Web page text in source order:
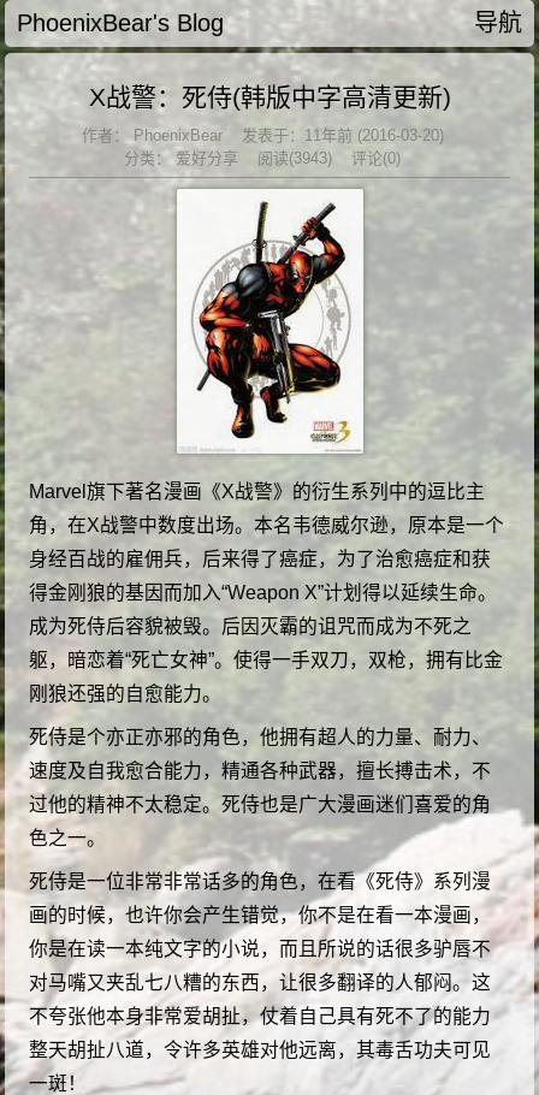
PhoenixBear's Blog 导航
X战警：死侍(韩版中字高清更新)
作者： PhoenixBear
发表于：11年前 (2016-03-20)
分类： 爱好分享 阅读(3943) 评论(0)
Marvel旗下著名漫画《X战警》的衍生系列中的逗比主
角，在X战警中数度出场。本名韦德威尔逊，原本是一个
身经百战的雇佣兵，后来得了癌症，为了治愈癌症和获
得金刚狼的基因而加入“Weapon X”计划得以延续生命。
成为死侍后容貌被毁。后因灭霸的诅咒而成为不死之
躯，暗恋着“死亡女神”。使得一手双刀，双枪，拥有比金
刚狼还强的自愈能力。
死侍是个亦正亦邪的角色，他拥有超人的力量、耐力、
速度及自我愈合能力，精通各种武器，擅长搏击术，不
过他的精神不太稳定。死侍也是广大漫画迷们喜爱的角
色之一。
死侍是一位非常非常话多的角色，在看《死侍》系列漫
画的时候，也许你会产生错觉，你不是在看一本漫画，
你是在读一本纯文字的小说，而且所说的话很多驴唇不
对马嘴又夹乱七八糟的东西，让很多翻译的人郁闷。这
不夸张他本身非常爱胡扯，仗着自己具有死不了的能力
整天胡扯八道，令许多英雄对他远离，其毒舌功夫可见
一斑！